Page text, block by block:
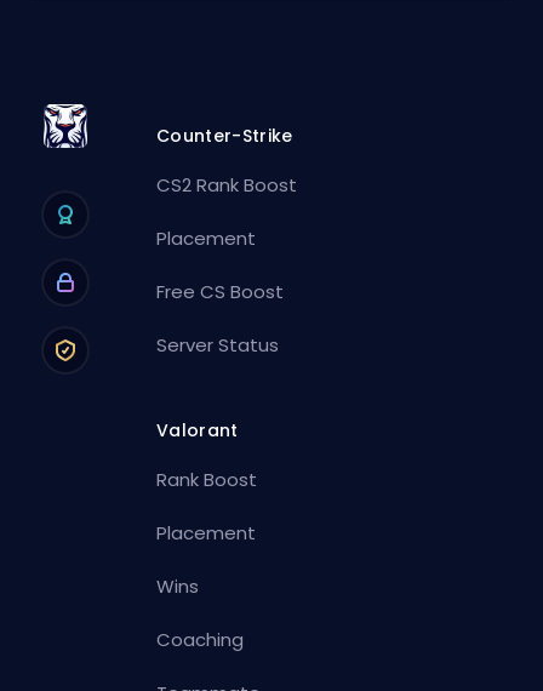
Counter-Strike
CS2 Rank Boost
Placement
Free CS Boost
Server Status
Valorant
Rank Boost
Placement
Wins
Coaching